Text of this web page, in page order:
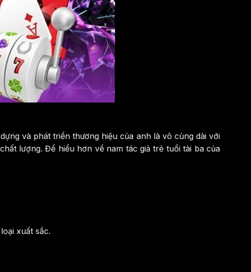
và phát triển thương hiệu của anh là vô cùng dài với
lượng. Để hiểu hơn về nam tác giả trẻ tuổi tài ba của
xuất sắc.